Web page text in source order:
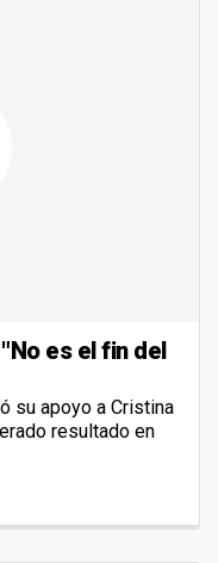
es el fin del
su apoyo a Cristina
resultado en